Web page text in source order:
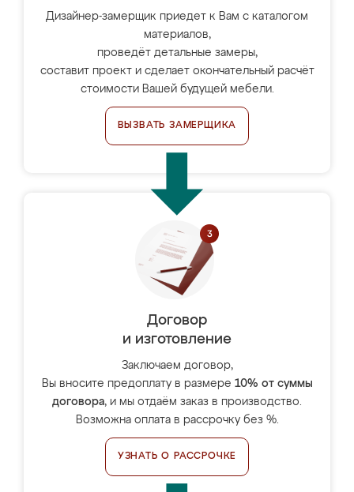
Дизайнер-замерщик приедет к Вам с каталогом
материалов,
проведёт детальные замеры,
составит проект и сделает окончательный расчёт
стоимости Вашей будущей мебели.
ВЫЗВАТЬ ЗАМЕРЩИКА
Договор
и изготовление
Заключаем договор,
Вы вносите предоплату в размере 10% от суммы
договора, и мы отдаём заказ в производство.
Возможна оплата в рассрочку без %.
УЗНАТЬ О РАССРОЧКЕ